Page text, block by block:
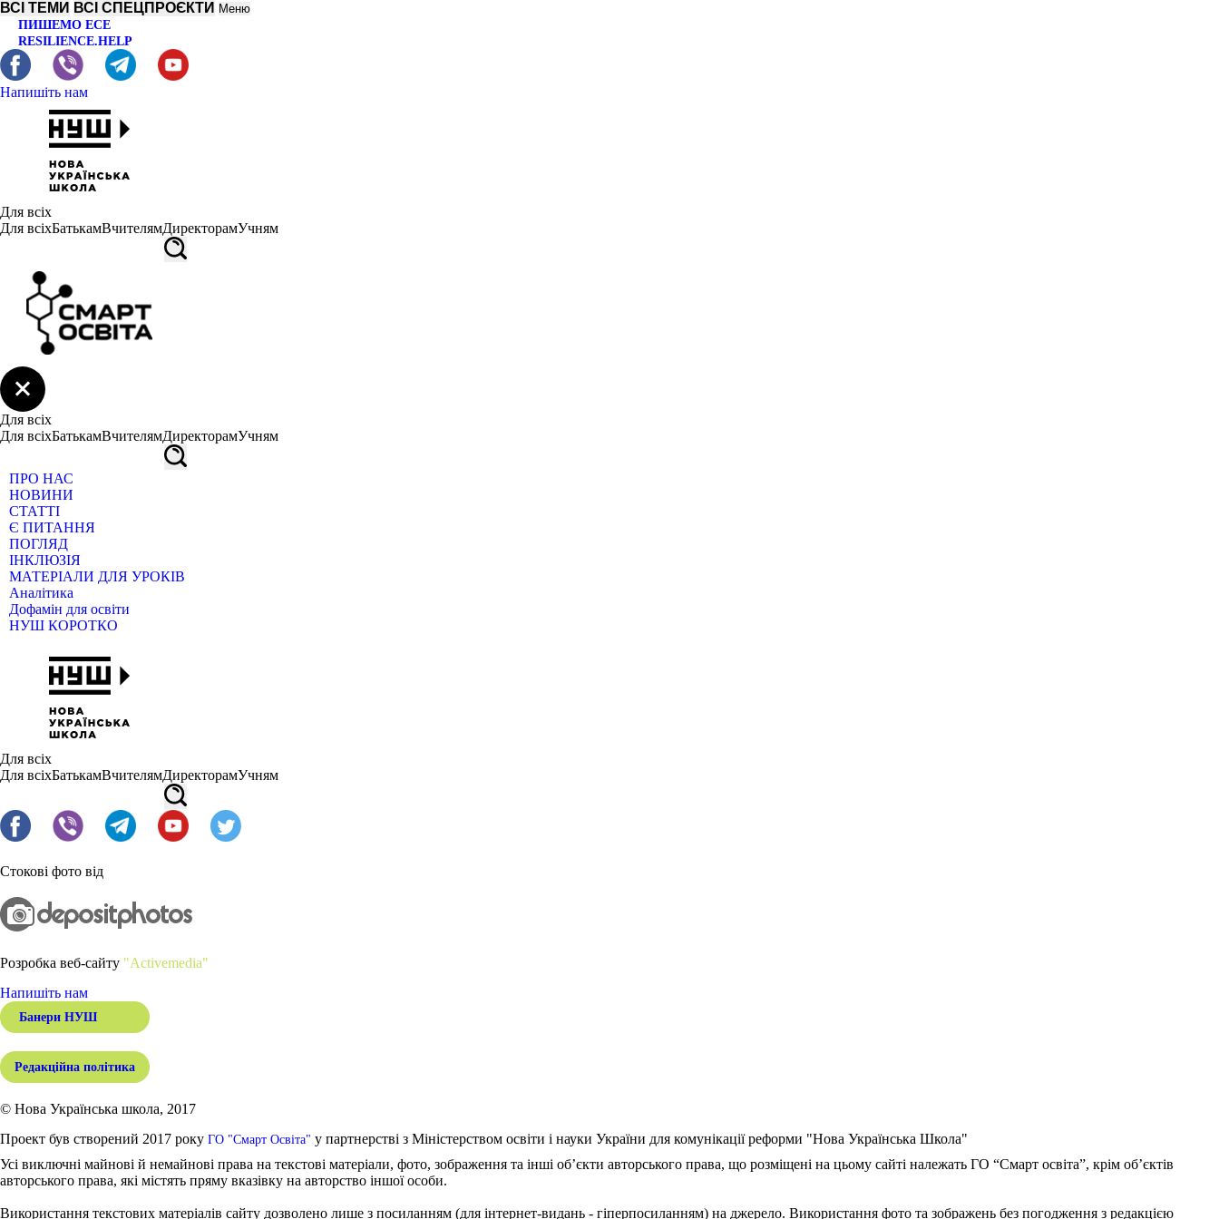
ВСІ ТЕМИ ВСІ СПЕЦПРОЄКТИ Меню
ПИШЕМО ЕСЕ
RESILIENCE.HELP
Напишіть нам
Для всіх
Для всіхБатькамВчителямДиректорамУчням
Для всіх
Для всіхБатькамВчителямДиректорамУчням
ПРО НАС
НОВИНИ
СТАТТІ
Є ПИТАННЯ
ПОГЛЯД
ІНКЛЮЗІЯ
МАТЕРІАЛИ ДЛЯ УРОКІВ
Аналітика
Дофамін для освіти
НУШ КОРОТКО
Для всіх
Для всіхБатькамВчителямДиректорамУчням
Стокові фото від
Розробка веб-сайту "Activemedia"
Напишіть нам
Банери НУШ
Редакційна політика
© Нова Українська школа, 2017
Проект був створений 2017 року ГО "Смарт Освіта" у партнерстві з Міністерством освіти і науки України для комунікації реформи "Нова Українська Школа"
Усі виключні майнові й немайнові права на текстові матеріали, фото, зображення та інші об’єкти авторського права, що розміщені на цьому сайті належать ГО “Смарт освіта”, крім об’єктів
авторського права, які містять пряму вказівку на авторство іншої особи.
Використання текстових матеріалів сайту дозволено лише з посиланням (для інтернет-видань - гіперпосиланням) на джерело. Використання фото та зображень без погодження з редакцією